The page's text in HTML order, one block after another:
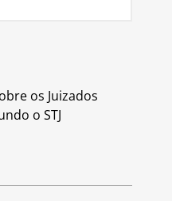
os Juizados
o STJ